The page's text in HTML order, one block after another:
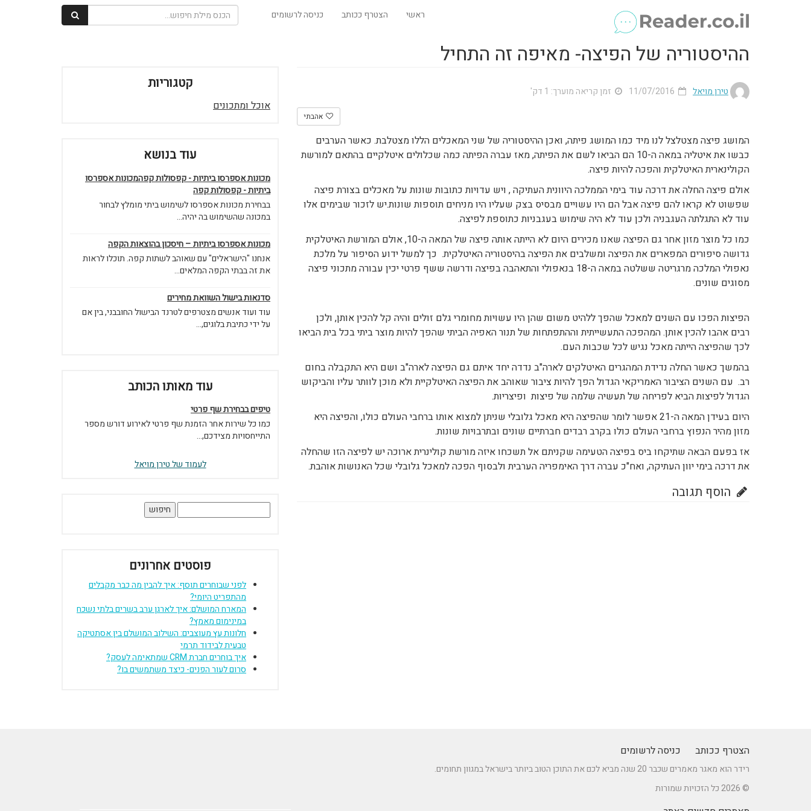
ראשי הצטרף ככותב כניסה לרשומים
ההיסטוריה של הפיצה- מאיפה זה התחיל
טירן מויאל זמן קריאה מוערך: 1 דק'
אהבתי
המושג פיצה מצטלצל לנו מיד כמו המושג פיתה, ואכן ההיסטוריה של שני המאכלים הללו מצטלבת. כאשר הערבים
כבשו את איטליה במאה ה-10 הם הביאו לשם את הפיתה, מאז עברה הפיתה כמה שכלולים איטלקיים בהתאם למורשת
הקולינארית האיטלקית והפכה להיות פיצה.
אולם פיצה החלה את דרכה עוד בימי הממלכה היוונית העתיקה , ויש עדויות כתובות שונות על מאכלים בצורת פיצה
שפשוט לא קראו להם פיצה אבל הם היו עשויים מבסיס בצק שעליו היו מניחים תוספות שונות.יש לזכור שבימים אלו
עוד לא התגלתה העגבניה ולכן עוד לא היה שימוש בעגבניות כתוספת לפיצה.
כמו כל מוצר מזון אחר גם הפיצה שאנו מכירים היום לא הייתה אותה פיצה של המאה ה-10, אולם המורשת האיטלקית
גדושה סיפורים המפארים את הפיצה ומשלבים את הפיצה בהיסטוריה האיטלקית. כך למשל ידוע הסיפור על מלכת
נאפולי המלכה מרגריטה ששלטה במאה ה-18 בנאפולי והתאהבה בפיצה ודרשה ששף פרטי יכין עבורה מתכוני פיצה
מסוגים שונים.
הפיצות הפכו עם השנים למאכל שהפך ללהיט משום שהן היו עשויות מחומרי גלם זולים והיה קל להכין אותן, ולכן
רבים אהבו להכין אותן. המהפכה התעשייתית וההתפתחות של תנור האפיה הביתי שהפך להיות מוצר ביתי בכל בית הביאו
לכך שהפיצה הייתה מאכל נגיש לכל שכבות העם.
בהמשך כאשר החלה נדידת המהגרים האיטלקים לארה"ב נדדה יחד איתם גם הפיצה לארה"ב ושם היא התקבלה בחום
רב. עם השנים הציבור האמריקאי הגדול הפך להיות ציבור שאוהב את הפיצה האיטלקיית ולא מוכן לוותר עליו והביקוש
הגדול לפיצות הביא לפריחה של תעשיה שלמה של פיצות ופיצריות.
היום בעידן המאה ה-21 אפשר לומר שהפיצה היא מאכל גלובלי שניתן למצוא אותו ברחבי העולם כולו, והפיצה היא
מזון מהיר הנפוץ ברחבי העולם כולו בקרב רבדים חברתיים שונים ובתרבויות שונות.
אז בפעם הבאה שתיקחו ביס בפיצה הטעימה שקניתם אל תשכחו איזה מורשת קולינרית ארוכה יש לפיצה הזו שהחלה
את דרכה בימי יוון העתיקה, ואח"כ עברה דרך האימפריה הערבית ולבסוף הפכה למאכל גלובלי שכל האנושות אוהבת.
הוסף תגובה
קטגוריות
אוכל ומתכונים
עוד בנושא
מכונות אספרסו ביתיות - קפסולות קפהמכונות אספרסו
ביתיות - קפסולות קפה
בבחירת מכונות אספרסו לשימוש ביתי מומלץ לבחור
במכונה שהשימוש בה יהיה...
מכונות אספרסו ביתיות – חיסכון בהוצאות הקפה
אנחנו "הישראלים" עם שאוהב לשתות קפה. תוכלו לראות
את זה בבתי הקפה המלאים...
סדנאות בישול השוואת מחירים
עוד ועוד אנשים מצטרפים לטרנד הבישול החובבני, בין אם
על ידי כתיבת בלוגים,...
עוד מאותו הכותב
טיפים בבחירת שף פרטי
כמו כל שירות אחר הזמנת שף פרטי לאירוע דורש מספר
התייחסויות מצידכם,...
לעמוד של טירן מויאל
פוסטים אחרונים
לפני שבוחרים תוסף: איך להבין מה כבר מקבלים
מהתפריט היומי?
המארח המושלם: איך לארגן ערב בשרים בלתי נשכח
במינימום מאמץ?
חלונות עץ מעוצבים: השילוב המושלם בין אסתטיקה
טבעית לבידוד תרמי
איך בוחרים חברת CRM שמתאימה לעסק?
סרום לעור הפנים- כיצד משתמשים בו?
הצטרף ככותב כניסה לרשומים
רידר הוא מאגר מאמרים שכבר 20 שנה מביא לכם את התוכן הטוב ביותר בישראל במגוון תחומים.
© 2026 כל הזכויות שמורות